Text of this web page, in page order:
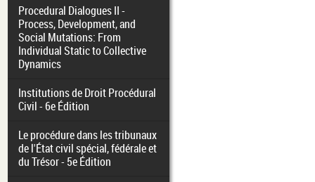
Procedural Dialogues II -
Process, Development, and
Social Mutations: From
Individual Static to Collective
Dynamics
Institutions de Droit Procédural
Civil - 6e Édition
Le procédure dans les tribunaux
de l'État civil spécial, fédérale et
du Trésor - 5e Édition